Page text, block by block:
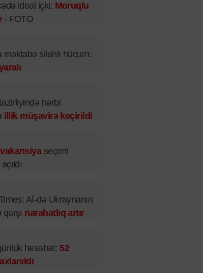
ideal içki: Moruqlu
- FOTO
məktəbə silahlı hücum:
hərbi
illik müşavirə keçirildi
vakansiyaseçimi
Aİ-də Ukraynanın
narahatlıq artır
hesabat: 52